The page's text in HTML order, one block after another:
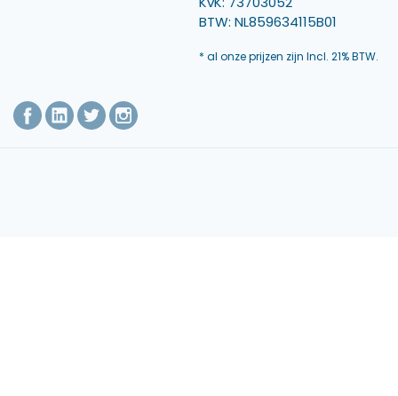
BTW: NL859634115B01
* al onze prijzen zijn Incl. 21% BTW.